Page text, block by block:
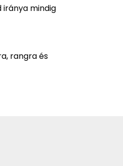
iránya mindig
rangra és